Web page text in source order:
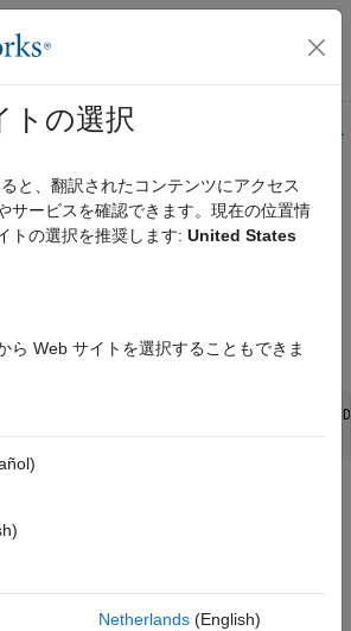
バス ナビゲーション メ
ーム
開発
最新ではありません。最新版の英語を参照す
が、ユーザー記述の固定小数点 S-Function
されているかどうかを判定
*S,
                                          dataTypeId)
を表す SimStruct。
トの選択
と、翻訳されたコンテンツにアクセス
サービスを確認できます。現在の位置情
トの選択を推奨します: United States
ら Web サイトを選択することもできま
Netherlands(English)